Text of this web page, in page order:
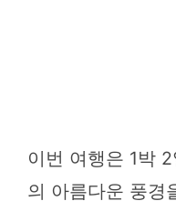
이번 여행은 1박
의 아름다운 풍경